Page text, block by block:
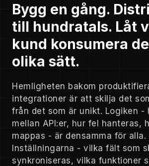
Bygg en gång.
till hundratals. Låt
kund konsumera
olika sätt.
Hemligheten bakom
integrationer är att skilja det
från det som är unikt. Logiken -
mellan API:er, hur fel hanteras,
mappas - är densamma för alla.
Inställningarna - vilka fält som
synkroniseras, vilka funktioner